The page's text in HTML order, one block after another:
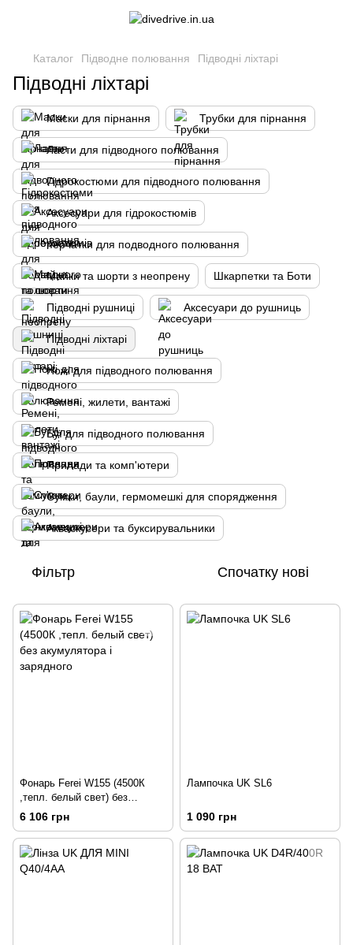
Каталог Підводне полювання Підводні ліхтарі
Підводні ліхтарі
Маски для пірнання Трубки для пірнання
Ласти для підводного полювання
Гідрокостюми для підводного полювання
Аксесуари для гідрокостюмів
перчатки для подводного полювання
Майки та шорти з неопрену Шкарпетки та Боти
Підводні рушниці Аксесуари до рушниць
Підводні ліхтарі
Ножі для підводного полювання
Ремені, жилети, вантажі
Буї для підводного полювання
Прилади та комп'ютери
Сумки, баули, гермомешкі для спорядження
Акваскусери та буксирувальники
Фільтр Спочатку нові
Фонарь Ferei W155 (4500К
,тепл. белый свет) без
акумулятора і зарядного
6 106 грн
Лампочка UK SL6
1 090 грн